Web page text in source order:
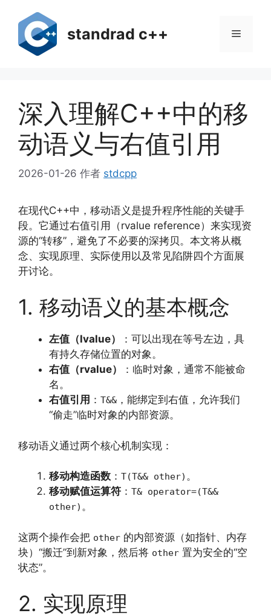
standrad c++ 菜
深入理解C++中的移
动语义与右值引用
2026-01-26 作者 stdcpp
在现代C++中，移动语义是提升程序性能的关键手
段。它通过右值引用（rvalue reference）来实现资
源的“转移”，避免了不必要的深拷贝。本文将从概
念、实现原理、实际使用以及常见陷阱四个方面展
开讨论。
1. 移动语义的基本概念
左值（lvalue）
：可以出现在等号左边，具
有持久存储位置的对象。
右值（rvalue）
：临时对象，通常不能被命
名。
右值引用 ： T&& ，能绑定到右值，允许我们
“偷走”临时对象的内部资源。
移动语义通过两个核心机制实现：
移动构造函数 ： T(T&& other) 。
移动赋值运算符 ： T& operator=(T&&
other) 。
这两个操作会把 other 的内部资源（如指针、内存
块）“搬迁”到新对象，然后将 other 置为安全的“空
状态”。
2. 实现原理